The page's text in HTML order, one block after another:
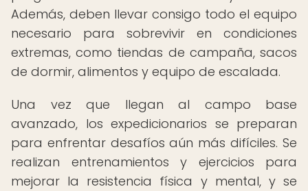
Además, deben llevar consigo todo el equipo
necesario para sobrevivir en condiciones
extremas, como tiendas de campaña, sacos
de dormir, alimentos y equipo de escalada.
Una vez que llegan al campo base
avanzado, los expedicionarios se preparan
para enfrentar desafíos aún más difíciles. Se
realizan entrenamientos y ejercicios para
mejorar la resistencia física y mental, y se